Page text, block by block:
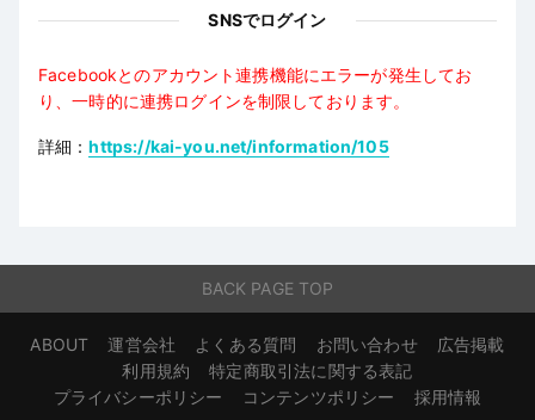
SNSでログイン
Facebookとのアカウント連携機能にエラーが発生してお
り、一時的に連携ログインを制限しております。
詳細：https://kai-you.net/information/105
BACK PAGE TOP
ABOUT 運営会社 よくある質問 お問い合わせ
広告掲載
利用規約
特定商取引法に関する表記
プライバシーポリシー
コンテンツポリシー 採用情報